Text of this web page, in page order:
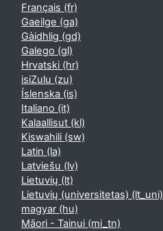
Français ‎(fr)‎
Gaeilge ‎(ga)‎
Gàidhlig ‎(gd)‎
Galego ‎(gl)‎
Hrvatski ‎(hr)‎
isiZulu ‎(zu)‎
Íslenska ‎(is)‎
Italiano ‎(it)‎
Kalaallisut ‎(kl)‎
Kiswahili ‎(sw)‎
Latin ‎(la)‎
Latviešu ‎(lv)‎
Lietuvių ‎(lt)‎
Lietuvių (universitetas) ‎(lt_uni)‎
magyar ‎(hu)‎
Māori - Tainui ‎(mi_tn)‎